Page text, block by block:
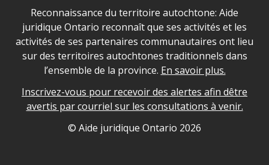
Legal Aid Ontario land acknowledgement
Reconnaissance du territoire autochtone: Aide
juridique Ontario reconnaît que ses activités et les
activités de ses partenaires communautaires ont lieu
sur des territoires autochtones traditionnels dans
l’ensemble de la province. En savoir plus.
Inscrivez-vous pour recevoir des alertes afin dêtre
avertis par courriel sur les consultations à venir.
Legal Aid Ontario copyright information
© Aide juridique Ontario 2026